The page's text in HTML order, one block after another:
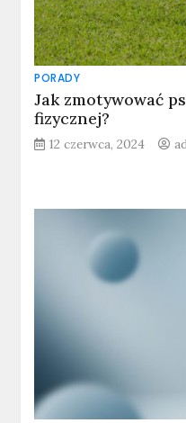
PORADY
Jak zmotywować
fizycznej?
12 czerwca, 2024